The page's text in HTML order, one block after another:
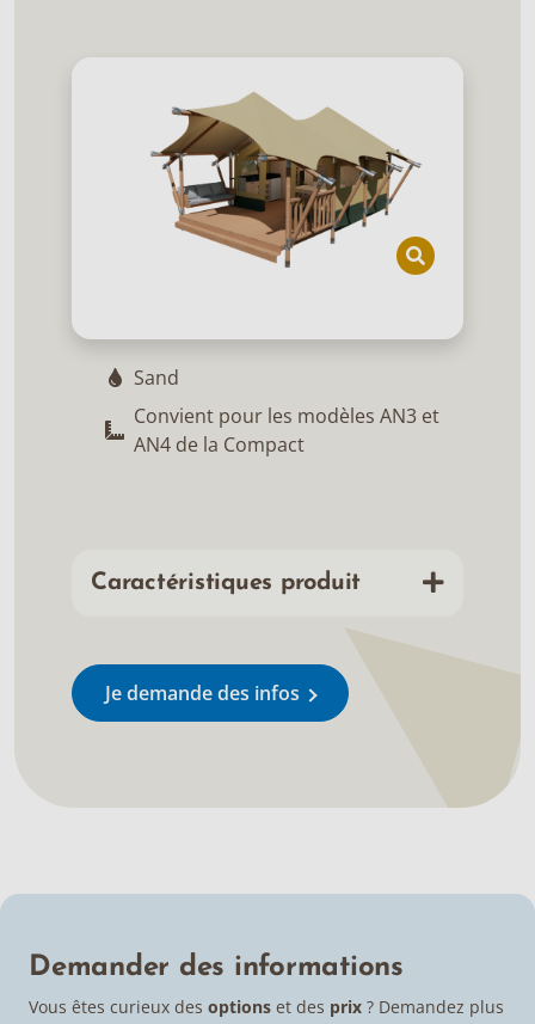
Sand
Convient pour les modèles AN3 et
AN4 de la Compact
Caractéristiques produit
Je demande des infos
Demander des informations
Vous êtes curieux des options et des prix ? Demandez plus